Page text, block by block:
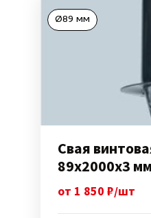
Ø89 мм
Свая
89х2000х3 мм
от 1 850 ₽/шт